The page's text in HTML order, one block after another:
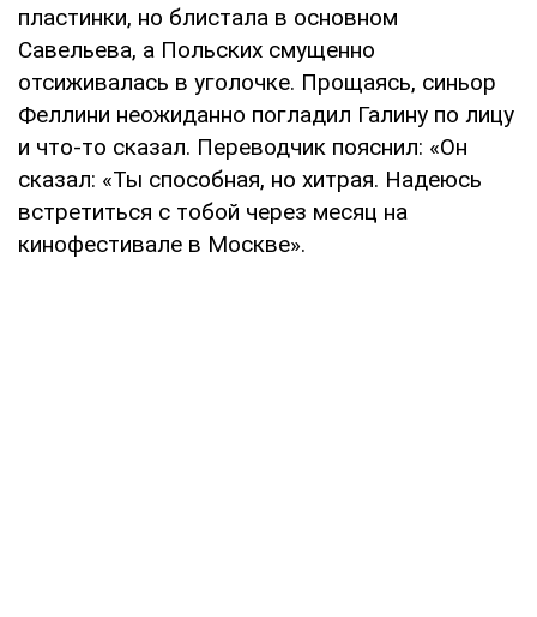
пластинки, но блистала в основном
Савельева, а Польских смущенно
отсиживалась в уголочке. Прощаясь, синьор
Феллини неожиданно погладил Галину по лицу
и что-то сказал. Переводчик пояснил: «Он
сказал: «Ты способная, но хитрая. Надеюсь
встретиться с тобой через месяц на
кинофестивале в Москве».